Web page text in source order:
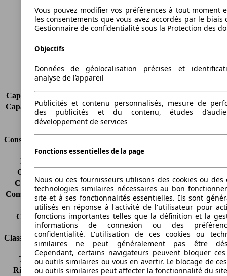
1433 mm
Largeur
1722 mm
Empattement
2489 mm
Charge maximale
Sièges
2
Charge sur toit
Capacité de remorquage (sans freins)
Capacité de remorquage (avec freins) -
Volume du coffre
295 - 982 l
Consommation
Émissions de CO2*
Consommation (ville)
Consommation (route)
-
Consommation (combinée)* -
Classe d'émissions
Euro 5
Capacité du réservoir
40 l
Classes d'assurance
Tous risques
-
Risques partiels
-
Vous pouvez modifier vos préférences à tout moment
les consentements que vous avez accordés par le biais
Gestionnaire de confidentialité sous la Protection des
Objectifs
Données de géolocalisation précises et
analyse de l’appareil
Publicités et contenu personnalisés, mesure de
des publicités et du contenu, études
développement de services
Fonctions essentielles de la page
Nous ou ces fournisseurs utilisons des cookies ou des
technologies similaires nécessaires au bon
site et à ses fonctionnalités essentielles. Ils sont
utilisés en réponse à l'activité de l'utilisateur pour
fonctions importantes telles que la définition et la
informations de connexion ou des
confidentialité. L'utilisation de ces cookies ou
similaires ne peut généralement pas être
Cependant, certains navigateurs peuvent bloquer ces
ou outils similaires ou vous en avertir. Le blocage de
ou outils similaires peut affecter la fonctionnalité du